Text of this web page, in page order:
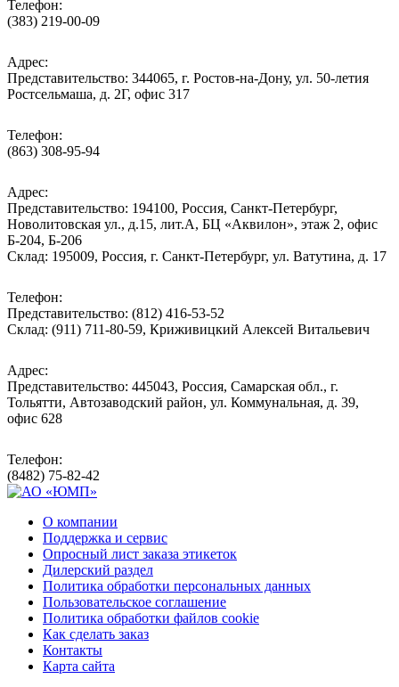
Телефон:
(383) 219-00-09
Адрес:
Представительство: 344065, г. Ростов-на-Дону, ул. 50-летия
Ростсельмаша, д. 2Г, офис 317
Телефон:
(863) 308-95-94
Адрес:
Представительство: 194100, Россия, Санкт-Петербург,
Новолитовская ул., д.15, лит.А, БЦ «Аквилон», этаж 2, офис
Б-204, Б-206
Склад: 195009, Россия, г. Санкт-Петербург, ул. Ватутина, д. 17
Телефон:
Представительство: (812) 416-53-52
Склад: (911) 711-80-59, Криживицкий Алексей Витальевич
Адрес:
Представительство: 445043, Россия, Самарская обл., г.
Тольятти, Автозаводский район, ул. Коммунальная, д. 39,
офис 628
Телефон:
(8482) 75-82-42
О компании
Поддержка и сервис
Опросный лист заказа этикеток
Дилерский раздел
Политика обработки персональных данных
Пользовательское соглашение
Политика обработки файлов cookie
Как сделать заказ
Контакты
Карта сайта